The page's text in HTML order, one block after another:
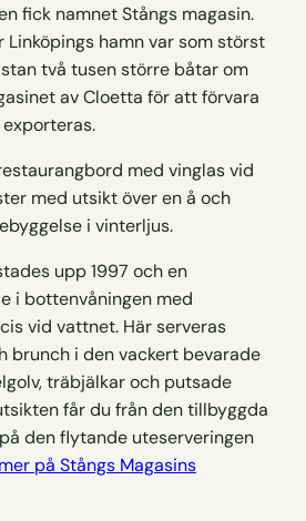
fick namnet Stångs magasin.
Linköpings hamn var som störst
två tusen större båtar om
av Cloetta för att förvara
upp 1997 och en
i bottenvåningen med
vid vattnet. Här serveras
brunch i den vackert bevarade
träbjälkar och putsade
får du från den tillbyggda
den flytande uteserveringen
på Stångs Magasins